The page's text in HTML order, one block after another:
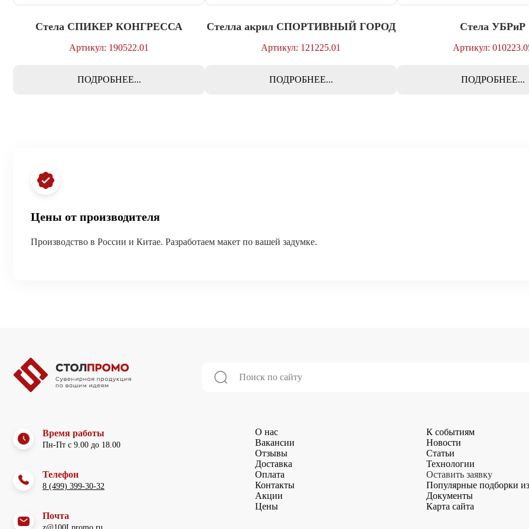
Стела СПИКЕР КОНГРЕССА
Артикул: 190522.01
ПОДРОБНЕЕ...
Стелла акрил СПОРТИВНЫЙ ГОРОД
Артикул: 121225.01
ПОДРОБНЕЕ...
Стела УБРиР
Артикул:
ПОДРОБНЕЕ...
Цены от производителя
Производство в России и Китае. Разработаем макет по вашей задумке.
Время работы
Пн-Пт с 9.00 до 18.00
Телефон
8 (499) 399-30-32
Почта
О нас
Вакансии
Отзывы
Доставка
Оплата
Контакты
Акции
Цены
К событиям
Новости
Статьи
Технологии
Оставить заявку
Популярные подборки
Документы
Карта сайта